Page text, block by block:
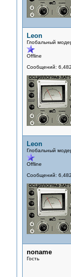
Leon
Глобальный
Offline
Сообщений: 6,482
Leon
Глобальный
Offline
Сообщений: 6,482
noname
Гость